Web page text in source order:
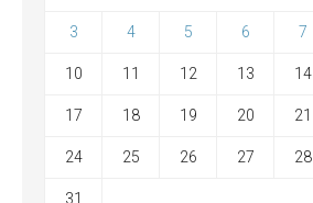
3 4 5 6 7
10 11 12 13 14
17 18 19 20 21
24 25 26 27 28
31